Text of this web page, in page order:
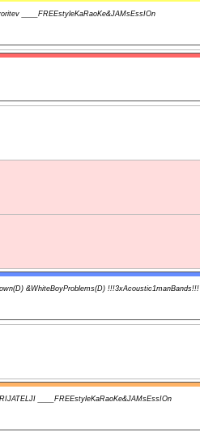
____FREEstyleKaRaoKe&JAMsEssIOn
&WhiteBoyProblems(D) !!!3xAcoustic1manBands!!!
____FREEstyleKaRaoKe&JAMsEssIOn